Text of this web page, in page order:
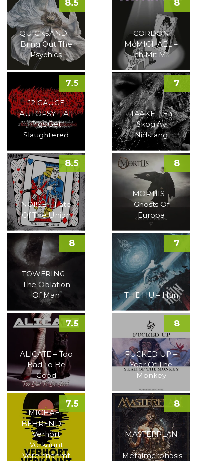
QUICKSAND –
Bring Out The
Psychics
8.5
GORDON
McMICHAEL –
Ich Mit Mir
8
12 GAUGE
AUTOPSY – All
Pigs Get
Slaughtered
7.5
TAAKE – En
Skog Av
Nidstang
7
NOI!SE – Fate
Of The Union
8.5
MORTIIS –
Ghosts Of
Europa
8
TOWERING –
The Oblation
Of Man
8
THE HU – Hun
7
ALICATE – Too
Bad To Be
Good
7.5
FUCKED UP –
Year Of The
Monkey
8
MICHAEL
BEHRENDT –
Verhört
Verkannt
Vereinnahmt
7.5
MASTERPLAN
–
Metalmorphosis
8